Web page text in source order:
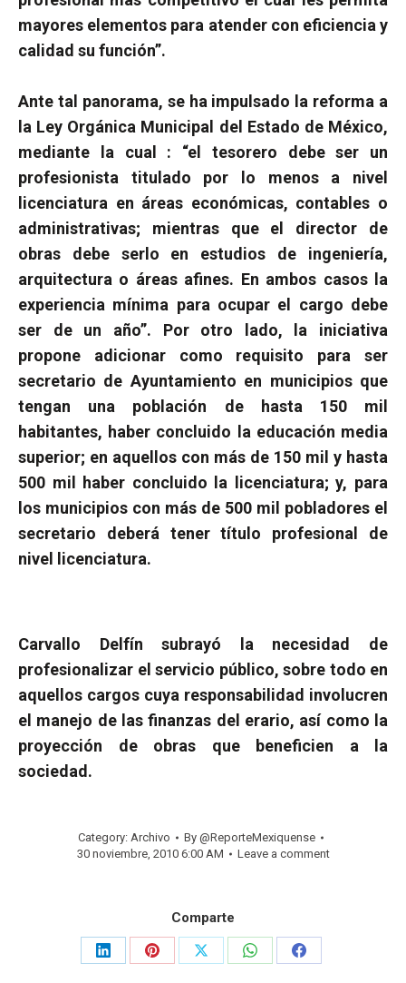
mayores elementos para atender con eficiencia y
calidad su función”.
Ante tal panorama, se ha impulsado la reforma a
la Ley Orgánica Municipal del Estado de México,
mediante la cual : “el tesorero debe ser un
profesionista titulado por lo menos a nivel
licenciatura en áreas económicas, contables o
administrativas; mientras que el director de
obras debe serlo en estudios de ingeniería,
arquitectura o áreas afines. En ambos casos la
experiencia mínima para ocupar el cargo debe
ser de un año”. Por otro lado, la iniciativa
propone adicionar como requisito para ser
secretario de Ayuntamiento en municipios que
tengan una población de hasta 150 mil
habitantes, haber concluido la educación media
superior; en aquellos con más de 150 mil y hasta
500 mil haber concluido la licenciatura; y, para
los municipios con más de 500 mil pobladores el
secretario deberá tener título profesional de
nivel licenciatura.
Carvallo Delfín subrayó la necesidad de
profesionalizar el servicio público, sobre todo en
aquellos cargos cuya responsabilidad involucren
el manejo de las finanzas del erario, así como la
proyección de obras que beneficien a la
sociedad.
Category: Archivo By @ReporteMexiquense
30 noviembre, 2010 6:00 AM
Leave a comment
Comparte
Share
Share
Share
Share
Share